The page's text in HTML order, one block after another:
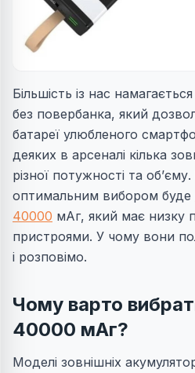
Більшість із нас
без повербанка, який
батареї улюбленого
деяких в арсеналі кілька
різної потужності та
оптимальним вибором буде
40000 мАг, який має низку
пристроями. У чому вони
і розповімо.
Чому варто
40000 мАг?
Моделі зовнішніх